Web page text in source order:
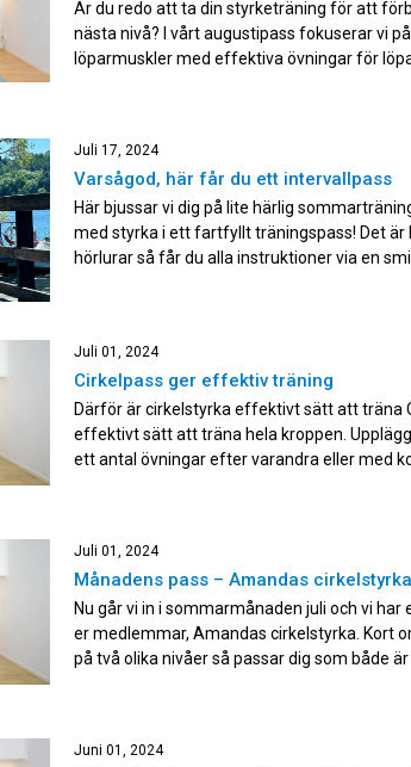
Är du redo att ta din styrketräning för att
nästa nivå? I vårt augustipass fokuserar vi
löparmuskler med effektiva övningar för
Juli 17, 2024
Varsågod, här får du ett intervallpass
Här bjussar vi dig på lite härlig
med styrka i ett fartfyllt träningspass! Det
hörlurar så får du alla instruktioner via en
Juli 01, 2024
Cirkelpass ger effektiv träning
Därför är cirkelstyrka effektivt sätt att träna
effektivt sätt att träna hela kroppen.
ett antal övningar efter varandra eller med
Juli 01, 2024
Månadens pass – Amandas cirkelstyrka
Nu går vi in i sommarmånaden juli och vi
er medlemmar, Amandas cirkelstyrka. Kort
på två olika nivåer så passar dig som både
Juni 01, 2024